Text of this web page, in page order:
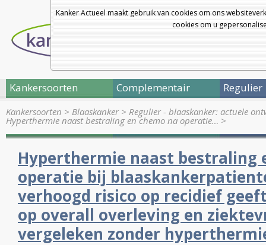
Kanker Actueel maakt gebruik van cookies om ons
cookies om u
Kankersoorten Complementair Regulier
Kankersoorten > Blaaskanker> Regulier - blaaskanker: actuele
Hyperthermie naast bestraling en chemo na operatie… >
Hyperthermie naast bestraling
operatie bij
verhoogd risico op recidief
op overall overleving en
vergeleken zonder